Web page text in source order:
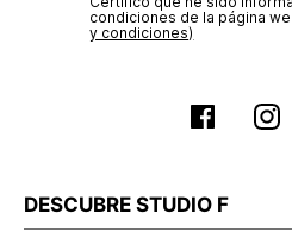
condiciones de la página
y condiciones)
DESCUBRE STUDIO F